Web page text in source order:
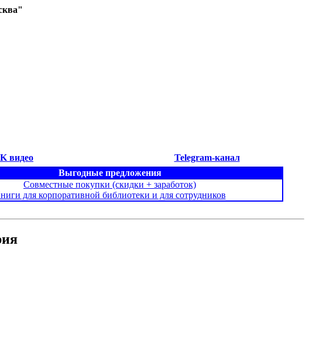
видео
Telegram-канал
Выгодные предложения
Совместные покупки (скидки + заработок)
для корпоративной библиотеки и для сотрудников